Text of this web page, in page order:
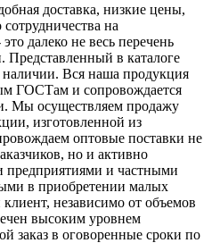
доставка, низкие цены,
на
далеко не весь перечень
в каталоге
наличии. Вся наша продукция
ГОСТам и сопровождается
Мы осуществляем продажу
изготовленной из
оптовые поставки не
но и активно
предприятиями и частными
в приобретении малых
независимо от объемов
высоким уровнем
заказ в оговоренные сроки по